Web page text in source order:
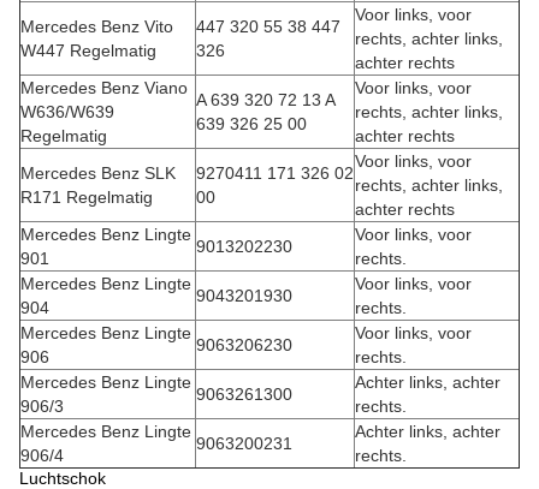
Mercedes Benz Vito
W447 Regelmatig
447 320 55 38 447
326
Voor links, voor
rechts, achter links,
achter rechts
Mercedes Benz Viano
W636/W639
Regelmatig
A 639 320 72 13 A
639 326 25 00
Voor links, voor
rechts, achter links,
achter rechts
Mercedes Benz SLK
R171 Regelmatig
9270411 171 326 02
00
Voor links, voor
rechts, achter links,
achter rechts
Mercedes Benz Lingte
901
9013202230
Voor links, voor
rechts.
Mercedes Benz Lingte
904
9043201930
Voor links, voor
rechts.
Mercedes Benz Lingte
906
9063206230
Voor links, voor
rechts.
Mercedes Benz Lingte
906/3
9063261300
Achter links, achter
rechts.
Mercedes Benz Lingte
906/4
9063200231
Achter links, achter
rechts.
Luchtschok